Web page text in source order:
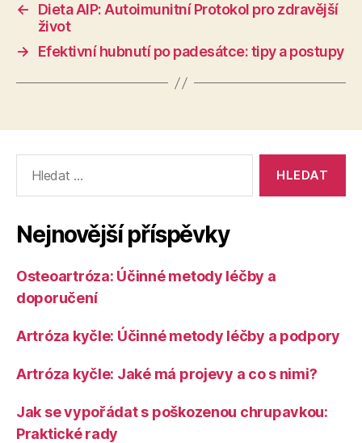
←
Dieta AIP: Autoimunitní Protokol pro zdravější
život
→
Efektivní hubnutí po padesátce: tipy a postupy
vyhledávání:
Nejnovější příspěvky
Osteoartróza: Účinné metody léčby a
doporučení
Artróza kyčle: Účinné metody léčby a podpory
Artróza kyčle: Jaké má projevy a co s nimi?
Jak se vypořádat s poškozenou chrupavkou:
Praktické rady